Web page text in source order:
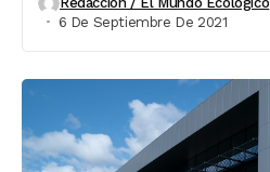
6 De Septiembre De 2021